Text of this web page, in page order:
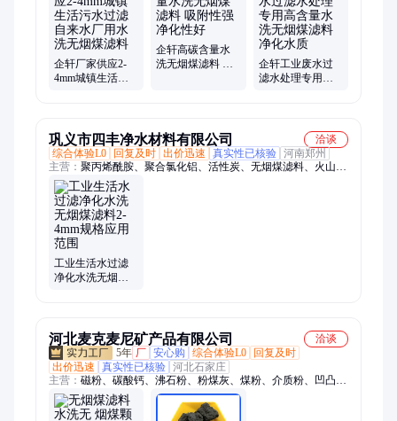
企轩厂家供应2-
4mm城镇生活污
企轩高碳含量水
洗无烟煤滤料 吸
企轩工业废水过
滤水处理专用高
巩义市四丰净水材料有限公司
洽谈
综合体验L0
回复及时 出价迅速 真实性已核验 河南郑州
主营： 聚丙烯酰胺、聚合氯化铝、活性炭、无烟煤滤料、火山岩
滤料、陶粒滤料、填料
工业生活水过滤
净化水洗无烟煤
河北麦克麦尼矿产品有限公司
洽谈
5年 厂 安心购 综合体验L0
回复及时
出价迅速
真实性已核验 河北石家庄
主营： 磁粉、碳酸钙、沸石粉、粉煤灰、煤粉、介质粉、凹凸棒
土、硅藻土、红土黄土、膨润土、石英砂、膨润土猫砂、矿渣
粉、硅灰硅微粉、活性白土、萤石粉、高岭土、珍珠岩粉、陶